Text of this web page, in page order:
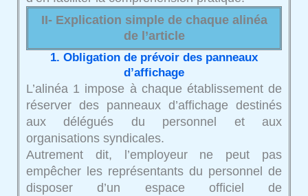
II- Explication simple de chaque alinéa
de l’article
1. Obligation de prévoir des panneaux
d’affichage
L’alinéa 1 impose à chaque établissement de
réserver des panneaux d’affichage destinés
aux délégués du personnel et aux
organisations syndicales.
Autrement dit, l’employeur ne peut pas
empêcher les représentants du personnel de
disposer d’un espace officiel de